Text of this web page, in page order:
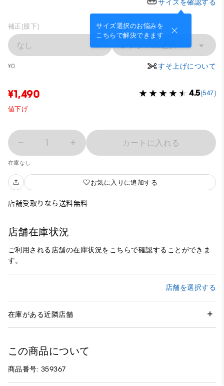
サイズを確認する
サイズ選択のお悩みを
こちらで解決できます
補正(股下)
なし レングス未選択
¥0 すそ上げについて
¥1,490 4.5(547)
値下げ
1 カートに入れる
在庫なし
お気に入りに追加する
店舗受取りなら送料無料
店舗在庫状況
ご利用される店舗の在庫状況をこちらで確認することができま
す。
店舗を選択する
在庫がある近隣店舗
この商品について
商品番号: 359367